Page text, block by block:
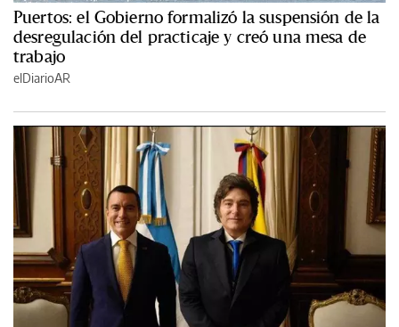
Puertos: el Gobierno formalizó la suspensión de la
desregulación del practicaje y creó una mesa de
trabajo
elDiarioAR